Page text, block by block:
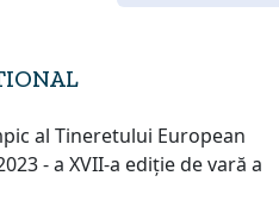
al Tineretului European
- a XVII-a ediție de vară a